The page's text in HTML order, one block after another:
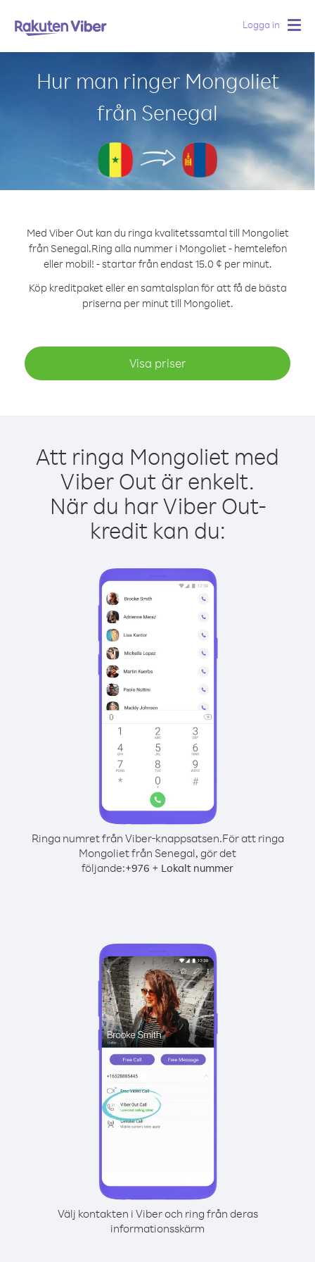
Logga in
Hur man ringer Mongoliet
från Senegal
Med Viber Out kan du ringa kvalitetssamtal till Mongoliet
från Senegal.Ring alla nummer i Mongoliet - hemtelefon
eller mobil! - startar från endast 15.0 ¢ per minut.
Köp kreditpaket eller en samtalsplan för att få de bästa
priserna per minut till Mongoliet.
Visa priser
Att ringa Mongoliet med
Viber Out är enkelt.
När du har Viber Out-
kredit kan du:
Ringa numret från Viber-knappsatsen.För att ringa
Mongoliet från Senegal, gör det
följande:+976 + Lokalt nummer
Välj kontakten i Viber och ring från deras
informationsskärm